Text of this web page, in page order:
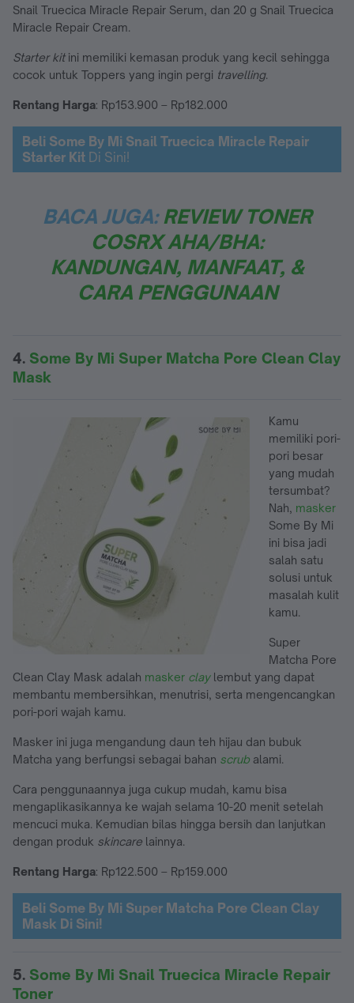
Snail Truecica Miracle Repair Serum, dan 20 g Snail Truecica
Miracle Repair Cream.
Starter kit ini memiliki kemasan produk yang kecil sehingga
cocok untuk Toppers yang ingin pergi travelling.
Rentang Harga: Rp153.900 – Rp182.000
Beli Some By Mi Snail Truecica Miracle Repair
Starter Kit Di Sini!
BACA JUGA: REVIEW TONER
COSRX AHA/BHA:
KANDUNGAN, MANFAAT, &
CARA PENGGUNAAN
4. Some By Mi Super Matcha Pore Clean Clay
Mask
Kamu
memiliki pori-
pori besar
yang mudah
tersumbat?
Nah, masker
Some By Mi
ini bisa jadi
salah satu
solusi untuk
masalah kulit
kamu.
Super
Matcha Pore
Clean Clay Mask adalah masker clay lembut yang dapat
membantu membersihkan, menutrisi, serta mengencangkan
pori-pori wajah kamu.
Masker ini juga mengandung daun teh hijau dan bubuk
Matcha yang berfungsi sebagai bahan scrub alami.
Cara penggunaannya juga cukup mudah, kamu bisa
mengaplikasikannya ke wajah selama 10-20 menit setelah
mencuci muka. Kemudian bilas hingga bersih dan lanjutkan
dengan produk skincare lainnya.
Rentang Harga: Rp122.500 – Rp159.000
Beli Some By Mi Super Matcha Pore Clean Clay
Mask Di Sini!
5. Some By Mi Snail Truecica Miracle Repair
Toner